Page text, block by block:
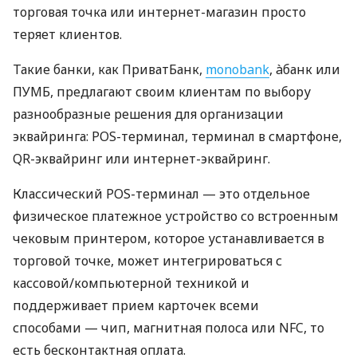
торговая точка или интернет-магазин просто
теряет клиентов.
Такие банки, как ПриватБанк, monobank, àбанк или
ПУМБ, предлагают своим клиентам по выбору
разнообразные решения для организации
эквайринга: POS-терминал, терминал в смартфоне,
QR-эквайринг или интернет-эквайринг.
Классический POS-терминал — это отдельное
физическое платежное устройство со встроенным
чековым принтером, которое устанавливается в
торговой точке, может интегрироваться с
кассовой/компьютерной техникой и
поддерживает прием карточек всеми
способами — чип, магнитная полоса или NFC, то
есть бесконтактная оплата.